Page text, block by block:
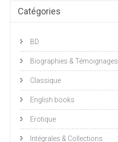
Catégories
BD
Biographies & Témoignages
Classique
English books
Erotique
Intégrales & Collections